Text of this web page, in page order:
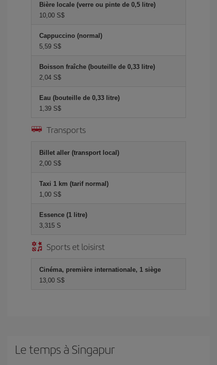
Bière locale (verre ou pinte de 0,5 litre)
10,00 S$
Cappuccino (normal)
5,59 S$
Boisson fraîche (bouteille de 0,33 litre)
2,04 S$
Eau (bouteille de 0,33 litre)
1,39 S$
Transports
Billet aller (transport local)
2,00 S$
Taxi 1 km (tarif normal)
1,00 S$
Essence (1 litre)
3,315 S
Sports et loisirst
Cinéma, première internationale, 1 siège
13,00 S$
Le temps à Singapur